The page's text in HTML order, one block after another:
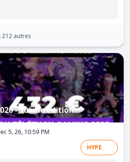
212 autres
- 10ème édition
5, 26, 10:59 PM
HYPE